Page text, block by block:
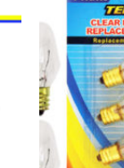
NIGHT
LIGHTS
4W
(4)
quantity